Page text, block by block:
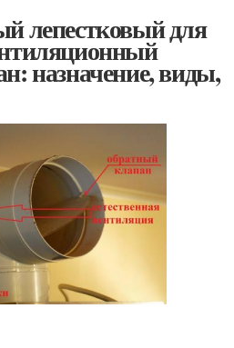
лепестковый для
назначение, виды,